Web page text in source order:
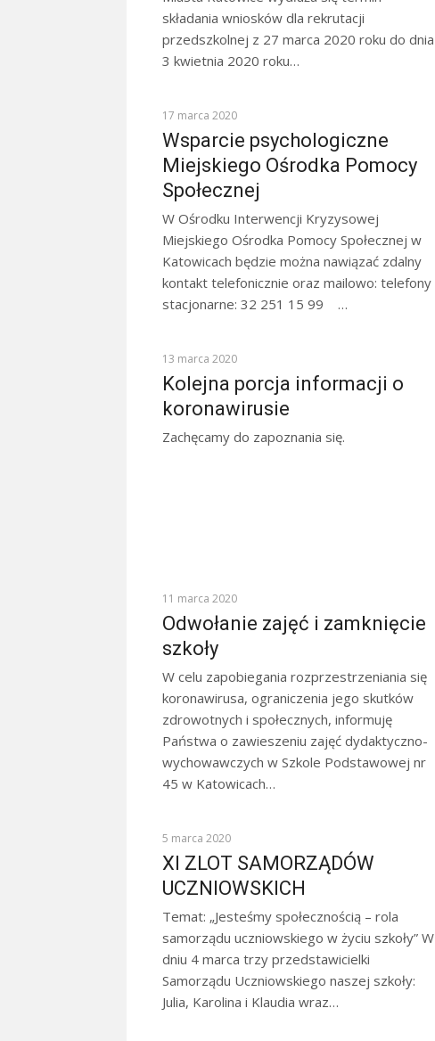
składania wniosków dla rekrutacji
przedszkolnej z 27 marca 2020 roku do dnia
3 kwietnia 2020 roku…
KOMUNIKATY
17 marca 2020
Wsparcie psychologiczne
Miejskiego Ośrodka Pomocy
Społecznej
W Ośrodku Interwencji Kryzysowej
Miejskiego Ośrodka Pomocy Społecznej w
Katowicach będzie można nawiązać zdalny
kontakt telefonicznie oraz mailowo: telefony
stacjonarne: 32 251 15 99 …
KOMUNIKATY
13 marca 2020
Kolejna porcja informacji o
koronawirusie
Zachęcamy do zapoznania się.
KOMUNIKATY
11 marca 2020
Odwołanie zajęć i zamknięcie
szkoły
W celu zapobiegania rozprzestrzeniania się
koronawirusa, ograniczenia jego skutków
zdrowotnych i społecznych, informuję
Państwa o zawieszeniu zajęć dydaktyczno-
wychowawczych w Szkole Podstawowej nr
45 w Katowicach…
KOMUNIKATY
5 marca 2020
XI ZLOT SAMORZĄDÓW
UCZNIOWSKICH
Temat: „Jesteśmy społecznością – rola
samorządu uczniowskiego w życiu szkoły” W
dniu 4 marca trzy przedstawicielki
Samorządu Uczniowskiego naszej szkoły:
Julia, Karolina i Klaudia wraz…